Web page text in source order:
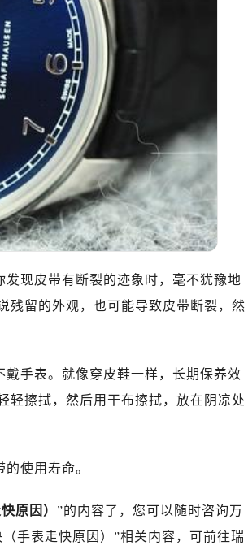
现皮带有断裂的迹象时，毫不犹豫地
残留的外观，也可能导致皮带断裂，然
手表。就像穿皮鞋一样，长期保养效
轻擦拭，然后用干布擦拭，放在阴凉处
使用寿命。
原因） ”的内容了，您可以随时咨询万
手表走快原因）”相关内容，可前往瑞